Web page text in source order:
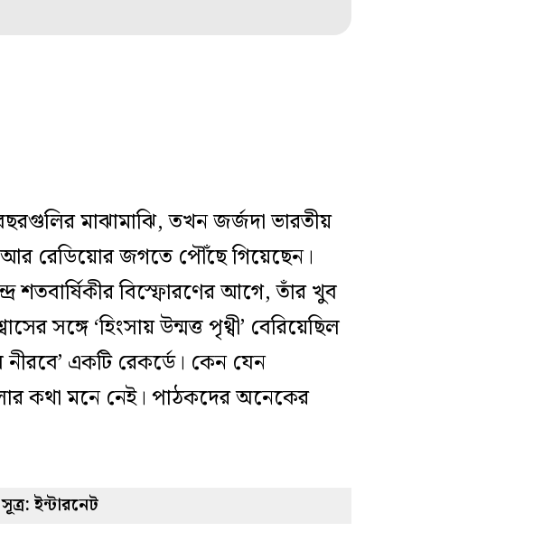
মাঝামাঝি, তখন জর্জদা ভারতীয়
আর রেডিয়োর জগতে পৌঁছে গিয়েছেন।
শতবার্ষিকীর বিস্ফোরণের আগে, তাঁর খুব
সঙ্গে ‘হিংসায় উন্মত্ত পৃথ্বী’ বেরিয়েছিল
একটি রেকর্ডে। কেন যেন
কথা মনে নেই। পাঠকদের অনেকের
ইন্টারনেট